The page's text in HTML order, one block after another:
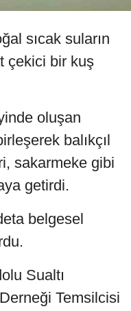
sıcak suların
çekici bir kuş
oluşan
balıkçıl
sakarmeke gibi
getirdi.
belgesel
Sualtı
Temsilcisi